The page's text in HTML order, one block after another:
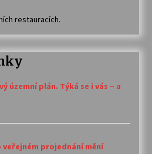
restauracích.
územní plán. Týká se i vás – a
veřejném projednání mění